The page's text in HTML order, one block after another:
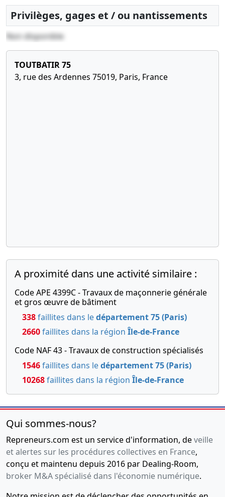
Gérant
statutaire(s),
Privilèges, gages et / ou nantissements
Non disponible
TOUTBATIR 75
3, rue des Ardennes 75019, Paris, France
A proximité dans une activité similaire :
Code APE 4399C - Travaux de maçonnerie générale
et gros œuvre de bâtiment
338faillites dans ledépartement 75 (Paris)
2660faillites dans la région Île-de-France
Code NAF 43 - Travaux de construction spécialisés
1546faillites dans ledépartement 75 (Paris)
10268faillites dans la région Île-de-France
Qui sommes-nous?
Repreneurs.com est un service d'information, deveille
et alertes sur les procédures collectives en France,
conçu et maintenu depuis 2016 par Dealing-Room,
broker M&A spécialisé dans l'économie numérique.